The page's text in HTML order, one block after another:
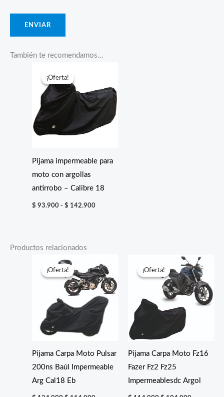
También te recomendamos…
¡Oferta!
¡Oferta!
Pijama impermeable para
moto con argollas
antirrobo – Calibre 18
$ 93.900 - $ 142.900Rango
Productos relacionados
¡Oferta!
¡Oferta!
Pijama Carpa Moto Pulsar
200ns Baúl Impermeable
Arg Cal18 Eb
El
El
¡Oferta!
¡Oferta!
Pijama Carpa Moto Fz16
Fazer Fz2 Fz25
Impermeablesdc Argol
El
El